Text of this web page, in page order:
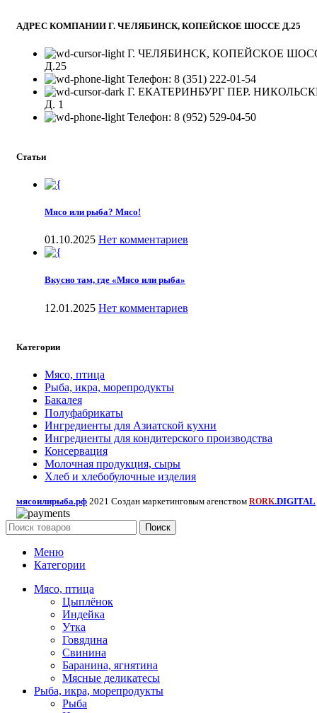
АДРЕС КОМПАНИИ Г. ЧЕЛЯБИНСК, КОПЕЙСКОЕ ШОССЕ Д.25
Г. ЧЕЛЯБИНСК, КОПЕЙСКОЕ
Д.25
Телефон: 8 (351) 222-01-54
Г. ЕКАТЕРИНБУРГ ПЕР.
Д. 1
Телефон: 8 (952) 529-04-50
Статьи
Мясо или рыба? Мясо!
01.10.2025 Нет комментариев
Вкусно там, где «Мясо или рыба»
12.01.2025 Нет комментариев
Категории
Мясо, птица
Рыба, икра, морепродукты
Бакалея
Полуфабрикаты
Ингредиенты для Азиатской кухни
Ингредиенты для кондитерского производства
Консервация
Молочная продукция, сыры
Хлеб и хлебобулочные изделия
мясоилирыба.рф 2021 Создан маркетинговым агенством RORK.DIGITAL
Поиск
Меню
Категории
Мясо, птица
Цыплёнок
Индейка
Утка
Говядина
Свинина
Баранина, ягнятина
Мясные деликатесы
Рыба, икра, морепродукты
Рыба